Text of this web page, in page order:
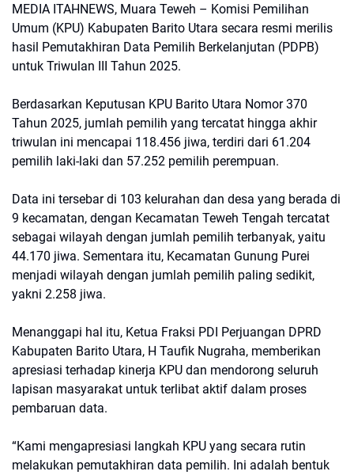
MEDIA ITAHNEWS, Muara Teweh – Komisi Pemilihan
Umum (KPU) Kabupaten Barito Utara secara resmi merilis
hasil Pemutakhiran Data Pemilih Berkelanjutan (PDPB)
untuk Triwulan III Tahun 2025.
Berdasarkan Keputusan KPU Barito Utara Nomor 370
Tahun 2025, jumlah pemilih yang tercatat hingga akhir
triwulan ini mencapai 118.456 jiwa, terdiri dari 61.204
pemilih laki-laki dan 57.252 pemilih perempuan.
Data ini tersebar di 103 kelurahan dan desa yang berada di
9 kecamatan, dengan Kecamatan Teweh Tengah tercatat
sebagai wilayah dengan jumlah pemilih terbanyak, yaitu
44.170 jiwa. Sementara itu, Kecamatan Gunung Purei
menjadi wilayah dengan jumlah pemilih paling sedikit,
yakni 2.258 jiwa.
Menanggapi hal itu, Ketua Fraksi PDI Perjuangan DPRD
Kabupaten Barito Utara, H Taufik Nugraha, memberikan
apresiasi terhadap kinerja KPU dan mendorong seluruh
lapisan masyarakat untuk terlibat aktif dalam proses
pembaruan data.
“Kami mengapresiasi langkah KPU yang secara rutin
melakukan pemutakhiran data pemilih. Ini adalah bentuk